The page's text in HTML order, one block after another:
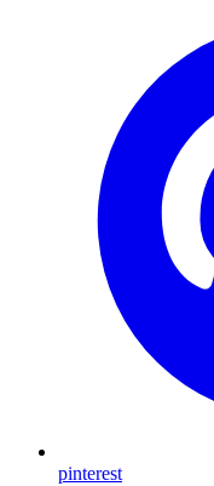
pinterest